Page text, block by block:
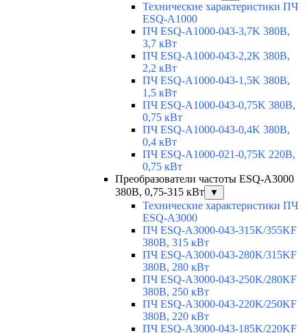
Технические характеристики ПЧ
ESQ-A1000
ПЧ ESQ-A1000-043-3,7K 380В,
3,7 кВт
ПЧ ESQ-A1000-043-2,2K 380В,
2,2 кВт
ПЧ ESQ-A1000-043-1,5K 380В,
1,5 кВт
ПЧ ESQ-A1000-043-0,75K 380В,
0,75 кВт
ПЧ ESQ-A1000-043-0,4K 380В,
0,4 кВт
ПЧ ESQ-A1000-021-0,75K 220В,
0,75 кВт
Преобразователи частоты ESQ-A3000
380В, 0,75-315 кВт
▼
Технические характеристики ПЧ
ESQ-A3000
ПЧ ESQ-A3000-043-315K/355KF
380В, 315 кВт
ПЧ ESQ-A3000-043-280K/315KF
380В, 280 кВт
ПЧ ESQ-A3000-043-250K/280KF
380В, 250 кВт
ПЧ ESQ-A3000-043-220K/250KF
380В, 220 кВт
ПЧ ESQ-A3000-043-185K/220KF